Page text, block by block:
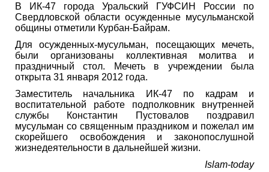
В ИК-47 города Уральский ГУФСИН России по
Свердловской области осужденные мусульманской
общины отметили Курбан-Байрам.
Для осужденных-мусульман, посещающих мечеть,
были организованы коллективная молитва и
праздничный стол. Мечеть в учреждении была
открыта 31 января 2012 года.
Заместитель начальника ИК-47 по кадрам и
воспитательной работе подполковник внутренней
службы Константин Пустовалов поздравил
мусульман со священным праздником и пожелал им
скорейшего освобождения и законопослушной
жизнедеятельности в дальнейшей жизни.
Islam-today